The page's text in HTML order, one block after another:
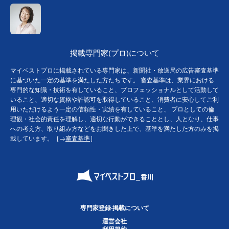
掲載専門家(プロ)について
マイベストプロに掲載されている専門家は、新聞社・放送局の広告審査基準
に基づいた一定の基準を満たした方たちです。 審査基準は、業界における
専門的な知識・技術を有していること、プロフェッショナルとして活動して
いること、適切な資格や許認可を取得していること、消費者に安心してご利
用いただけるよう一定の信頼性・実績を有していること、 プロとしての倫
理観・社会的責任を理解し、適切な行動ができることとし、人となり、仕事
への考え方、取り組み方などをお聞きした上で、基準を満たした方のみを掲
載しています。［→審査基準］
専門家登録·掲載について
運営会社